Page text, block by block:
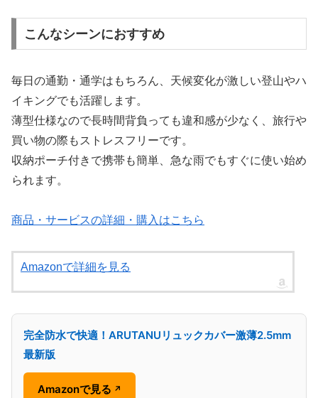
こんなシーンにおすすめ
毎日の通勤・通学はもちろん、天候変化が激しい登山やハ
イキングでも活躍します。
薄型仕様なので長時間背負っても違和感が少なく、旅行や
買い物の際もストレスフリーです。
収納ポーチ付きで携帯も簡単、急な雨でもすぐに使い始め
られます。
商品・サービスの詳細・購入はこちら
Amazonで詳細を見る
完全防水で快適！ARUTANUリュックカバー激薄2.5mm
最新版
Amazonで見る ↗